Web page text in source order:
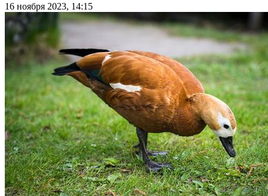
16 ноября 2023, 14:15